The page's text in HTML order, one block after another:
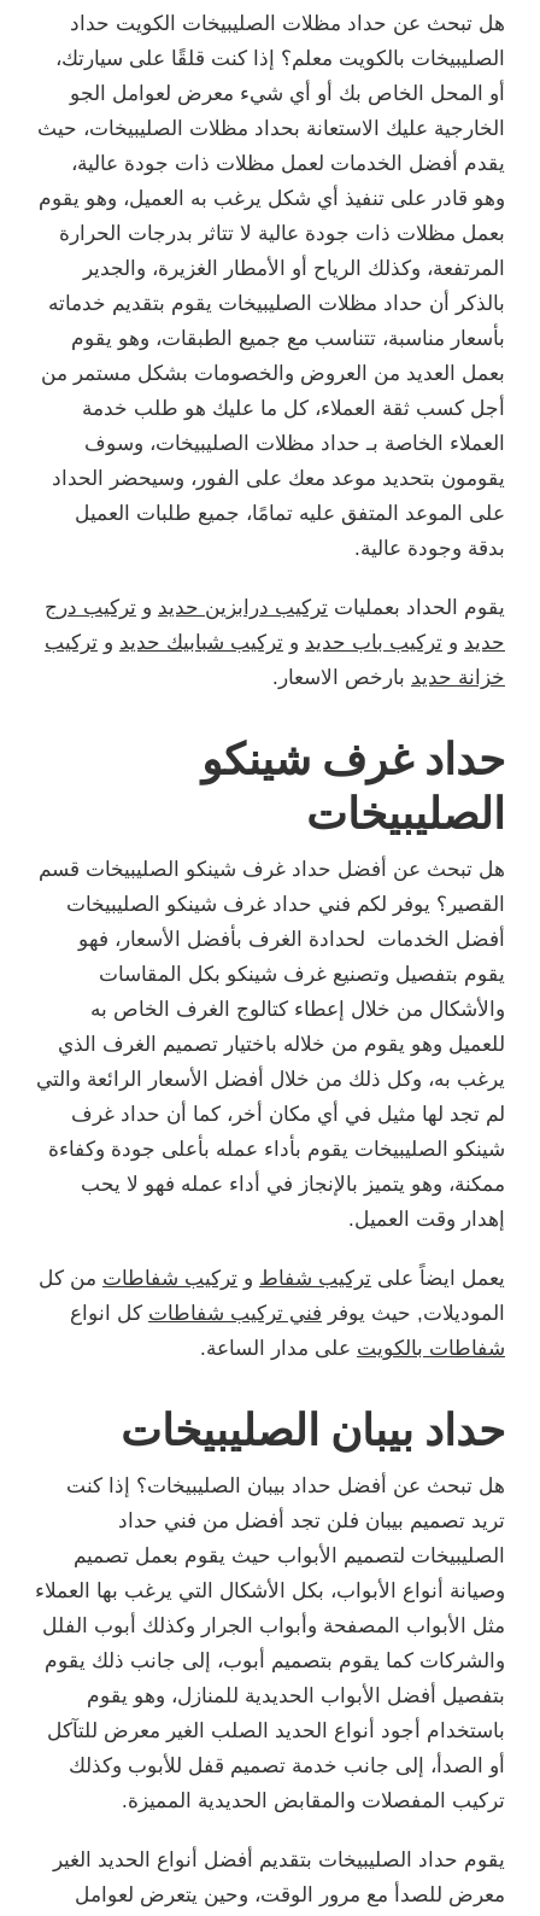
هل تبحث عن حداد مظلات الصليبيخات الكويت حداد
الصليبيخات بالكويت معلم؟ إذا كنت قلقًا على سيارتك،
أو المحل الخاص بك أو أي شيء معرض لعوامل الجو
الخارجية عليك الاستعانة بحداد مظلات الصليبيخات، حيث
يقدم أفضل الخدمات لعمل مظلات ذات جودة عالية،
وهو قادر على تنفيذ أي شكل يرغب به العميل، وهو يقوم
بعمل مظلات ذات جودة عالية لا تتاثر بدرجات الحرارة
المرتفعة، وكذلك الرياح أو الأمطار الغزيرة، والجدير
بالذكر أن حداد مظلات الصليبيخات يقوم بتقديم خدماته
بأسعار مناسبة، تتناسب مع جميع الطبقات، وهو يقوم
بعمل العديد من العروض والخصومات بشكل مستمر من
أجل كسب ثقة العملاء، كل ما عليك هو طلب خدمة
العملاء الخاصة بـ حداد مظلات الصليبيخات، وسوف
يقومون بتحديد موعد معك على الفور، وسيحضر الحداد
على الموعد المتفق عليه تمامًا، جميع طلبات العميل
بدقة وجودة عالية.
يقوم الحداد بعمليات تركيب درابزين حديد و تركيب درج
حديد و تركيب باب حديد و تركيب شبابيك حديد و تركيب
خزانة حديد بارخص الاسعار.
حداد غرف شينكو
الصليبيخات
هل تبحث عن أفضل حداد غرف شينكو الصليبيخات قسم
القصير؟ يوفر لكم فني حداد غرف شينكو الصليبيخات
أفضل الخدمات لحدادة الغرف بأفضل الأسعار، فهو
يقوم بتفصيل وتصنيع غرف شينكو بكل المقاسات
والأشكال من خلال إعطاء كتالوج الغرف الخاص به
للعميل وهو يقوم من خلاله باختيار تصميم الغرف الذي
يرغب به، وكل ذلك من خلال أفضل الأسعار الرائعة والتي
لم تجد لها مثيل في أي مكان أخر، كما أن حداد غرف
شينكو الصليبيخات يقوم بأداء عمله بأعلى جودة وكفاءة
ممكنة، وهو يتميز بالإنجاز في أداء عمله فهو لا يحب
إهدار وقت العميل.
يعمل ايضاً على تركيب شفاط و تركيب شفاطات من كل
الموديلات, حيث يوفر فني تركيب شفاطات كل انواع
شفاطات بالكويت على مدار الساعة.
حداد بيبان الصليبيخات
هل تبحث عن أفضل حداد بيبان الصليبيخات؟ إذا كنت
تريد تصميم بيبان فلن تجد أفضل من فني حداد
الصليبيخات لتصميم الأبواب حيث يقوم بعمل تصميم
وصيانة أنواع الأبواب، بكل الأشكال التي يرغب بها العملاء
مثل الأبواب المصفحة وأبواب الجرار وكذلك أبوب الفلل
والشركات كما يقوم بتصميم أبوب، إلى جانب ذلك يقوم
بتفصيل أفضل الأبواب الحديدية للمنازل، وهو يقوم
باستخدام أجود أنواع الحديد الصلب الغير معرض للتآكل
أو الصدأ، إلى جانب خدمة تصميم قفل للأبوب وكذلك
تركيب المفصلات والمقابض الحديدية المميزة.
يقوم حداد الصليبيخات بتقديم أفضل أنواع الحديد الغير
معرض للصدأ مع مرور الوقت، وحين يتعرض لعوامل